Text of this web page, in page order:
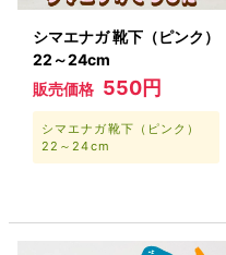
シマエナガ 靴下（ピンク）
22～24cm
販売価格 550円
シマエナガ靴下（ピンク）
22～24cm